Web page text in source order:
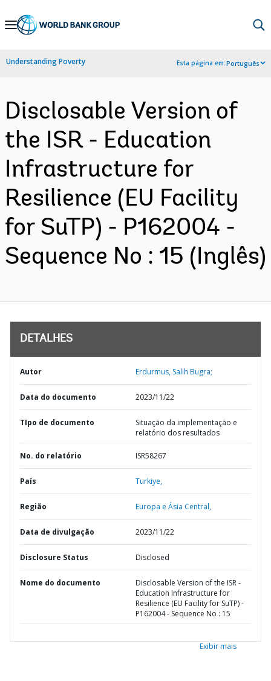
Skip
Navigation
Understanding Poverty Esta página em:Português
Disclosable Version of
the ISR - Education
Infrastructure for
Resilience (EU Facility
for SuTP) - P162004 -
Sequence No : 15 (Inglês)
DETALHES
Autor Erdurmus, Salih Bugra;
Data do documento 2023/11/22
TIpo de documento
Situação da implementação e
relatório dos resultados
No. do relatório ISR58267
País Turkiye,
Região Europa e Ásia Central,
Data de divulgação 2023/11/22
Disclosure Status Disclosed
Nome do documento
Disclosable Version of the ISR -
Education Infrastructure for
Resilience (EU Facility for SuTP) -
P162004 - Sequence No : 15
Exibir mais